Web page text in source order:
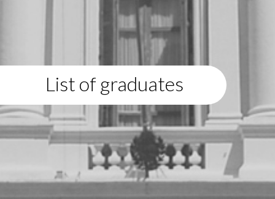
List of graduates